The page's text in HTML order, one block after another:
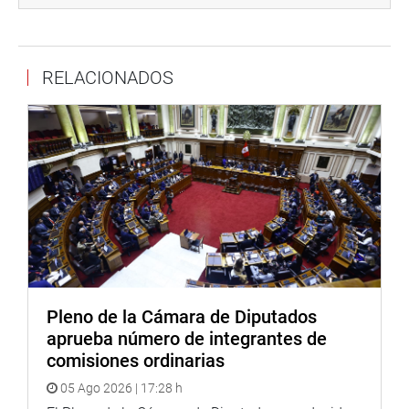
exigieron la presencia de la titular del MIDAGRI para la
OFICINA DE COMUNICACIONES
RELACIONADOS
Pleno de la Cámara de Diputados
aprueba número de integrantes de
comisiones ordinarias
05 Ago 2026 | 17:28 h